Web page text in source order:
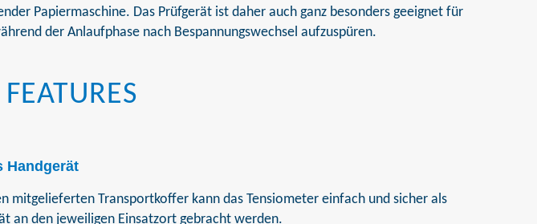
Papiermaschine. Das Prüfgerät ist daher auch ganz besonders geeignet für
der Anlaufphase nach Bespannungswechsel aufzuspüren.
Handgerät
mitgelieferten Transportkoffer kann das Tensiometer einfach und sicher als
an den jeweiligen Einsatzort gebracht werden.